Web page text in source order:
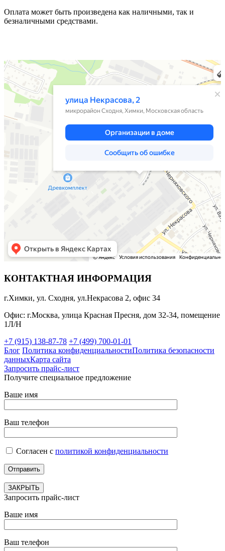
Оплата может быть произведена как наличными, так и
безналичными средствами.
Химки
Яндекс Карты — транспорт, навигация, поиск мест
КОНТАКТНАЯ ИНФОРМАЦИЯ
г.Химки, ул. Сходня, ул.Некрасова 2, офис 34
Офис: г.Москва, улица Красная Пресня, дом 32-34, помещение
1Л/Н
+7 (915) 138-87-78 +7 (499) 700-01-01
Блог Политика конфиденциальностиПолитика безопасности
данныхКарта сайта
Запросить прайс-лист
Получите специальное предложение
Ваше имя
Ваш телефон
Согласен с политикой конфиденциальности
ЗАКРЫТЬ
Запросить прайс-лист
Ваше имя
Ваш телефон